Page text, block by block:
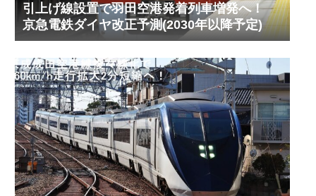
引上げ線設置で羽田空港発着列車増発へ！
京急電鉄ダイヤ改正予測(2030年以降予定)